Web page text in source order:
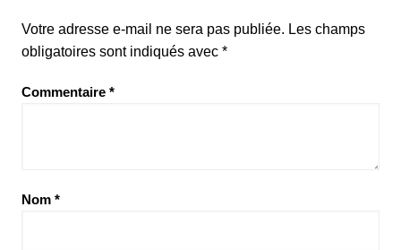
Votre adresse e-mail ne sera pas publiée. Les champs
obligatoires sont indiqués avec *
Commentaire *
Nom *